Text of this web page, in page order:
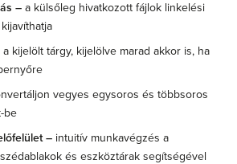
– a külsőleg hivatkozott fájlok linkelési
a kijelölt tárgy, kijelölve marad akkor is, ha
vegyes egysoros és többsoros
be
– intuitív munkavégzés a
és eszköztárak segítségével